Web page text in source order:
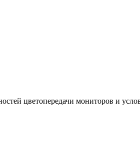
цветопередачи мониторов и